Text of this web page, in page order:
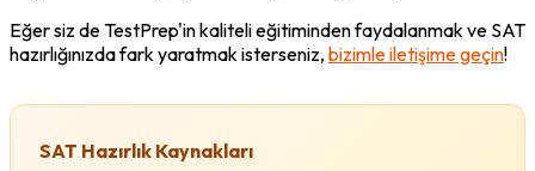
Eğer siz de TestPrep'in kaliteli eğitiminden faydalanmak ve SAT
hazırlığınızda fark yaratmak isterseniz, bizimle iletişime geçin!
SAT Hazırlık Kaynakları